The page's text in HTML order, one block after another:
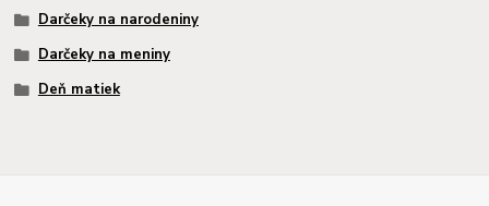
Darčeky na narodeniny
Darčeky na meniny
Deň matiek